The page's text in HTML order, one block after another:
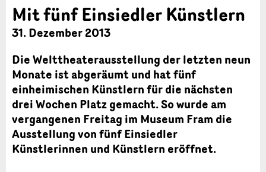
Mit fünf Einsiedler Künstlern
31. Dezember 2013
Die Welttheaterausstellung der letzten neun
Monate ist abgeräumt und hat fünf
einheimischen Künstlern für die nächsten
drei Wochen Platz gemacht. So wurde am
vergangenen Freitag im Museum Fram die
Ausstellung von fünf Einsiedler
Künstlerinnen und Künstlern eröffnet.